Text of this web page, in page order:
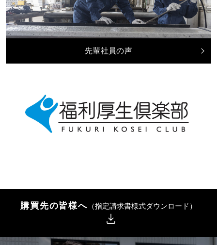
先輩社員の声
購買先の皆様へ （指定請求書様式ダウンロード）